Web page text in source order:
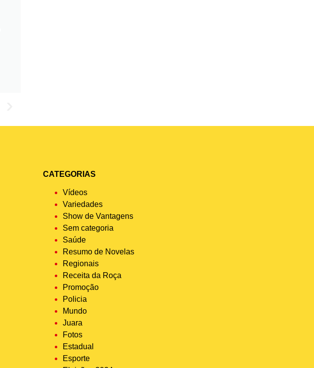
CATEGORIAS
Vídeos
Variedades
Show de Vantagens
Sem categoria
Saúde
Resumo de Novelas
Regionais
Receita da Roça
Promoção
Policia
Mundo
Juara
Fotos
Estadual
Esporte